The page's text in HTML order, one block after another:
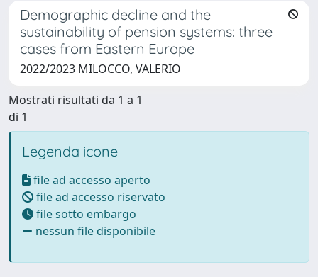
Demographic decline and the
sustainability of pension systems: three
cases from Eastern Europe
2022/2023 MILOCCO, VALERIO
Mostrati risultati da 1 a 1
di 1
Legenda icone
file ad accesso aperto
file ad accesso riservato
file sotto embargo
nessun file disponibile